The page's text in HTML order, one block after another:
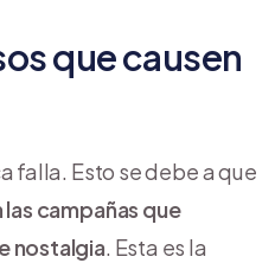
que causen
falla. Esto se debe a que
las campañas que
nostalgia. Esta es la